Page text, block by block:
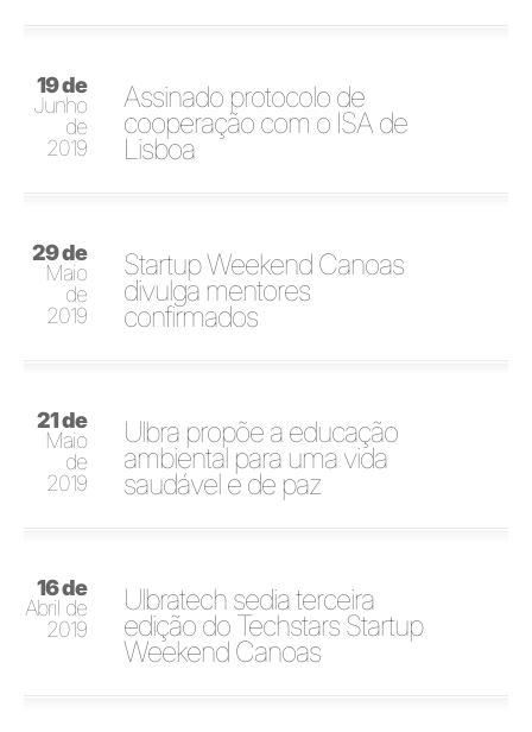
19 de
Junho
de
2019
Assinado protocolo de
cooperação com o ISA de
Lisboa
29 de
Maio
de
2019
Startup Weekend Canoas
divulga mentores
confirmados
21 de
Maio
de
2019
Ulbra propõe a educação
ambiental para uma vida
saudável e de paz
16 de
Abril de
2019
Ulbratech sedia terceira
edição do Techstars Startup
Weekend Canoas